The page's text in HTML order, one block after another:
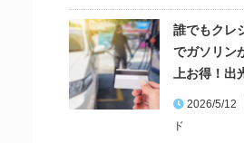
誰でもクレ
でガソリン
上お得！
2026/5/12
ド